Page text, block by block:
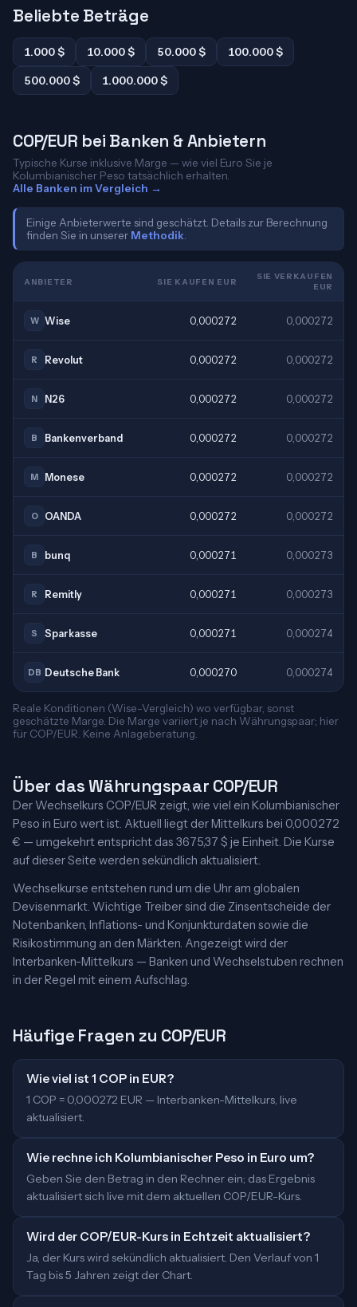
Beliebte Beträge
1.000 $ 10.000 $ 50.000 $
100.000 $
500.000 $
1.000.000 $
COP/EUR bei Banken & Anbietern
Typische Kurse inklusive Marge — wie viel Euro Sie je
Kolumbianischer Peso tatsächlich erhalten.
Alle Banken im Vergleich →
Einige Anbieterwerte sind geschätzt. Details zur Berechnung
finden Sie in unserer Methodik
ANBIETER SIE KAUFEN EUR
SIE VERKAUFEN
EUR
W Wise 0,000272 0,000272
R Revolut 0,000272 0,000272
N N26 0,000272 0,000272
B Bankenverband 0,000272 0,000272
M Monese 0,000272 0,000272
O OANDA 0,000272 0,000272
B bunq 0,000271 0,000273
R Remitly 0,000271 0,000273
S Sparkasse 0,000271 0,000274
DB Deutsche Bank 0,000270 0,000274
Reale Konditionen (Wise-Vergleich) wo verfügbar, sonst
geschätzte Marge. Die Marge variiert je nach Währungspaar; hier
für COP/EUR. Keine Anlageberatung.
Über das Währungspaar COP/EUR
Der Wechselkurs COP/EUR zeigt, wie viel ein Kolumbianischer
Peso in Euro wert ist. Aktuell liegt der Mittelkurs bei 0,000272
€ — umgekehrt entspricht das 3675,37 $ je Einheit. Die Kurse
auf dieser Seite werden sekündlich aktualisiert.
Wechselkurse entstehen rund um die Uhr am globalen
Devisenmarkt. Wichtige Treiber sind die Zinsentscheide der
Notenbanken, Inflations- und Konjunkturdaten sowie die
Risikostimmung an den Märkten. Angezeigt wird der
Interbanken-Mittelkurs — Banken und Wechselstuben rechnen
in der Regel mit einem Aufschlag.
Häufige Fragen zu COP/EUR
Wie viel ist 1 COP in EUR?
1 COP = 0,000272 EUR — Interbanken-Mittelkurs, live
aktualisiert.
Wie rechne ich Kolumbianischer Peso in Euro um?
Geben Sie den Betrag in den Rechner ein; das Ergebnis
aktualisiert sich live mit dem aktuellen COP/EUR-Kurs.
Wird der COP/EUR-Kurs in Echtzeit aktualisiert?
Ja, der Kurs wird sekündlich aktualisiert. Den Verlauf von 1
Tag bis 5 Jahren zeigt der Chart.